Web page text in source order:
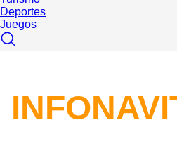
Deportes
Juegos